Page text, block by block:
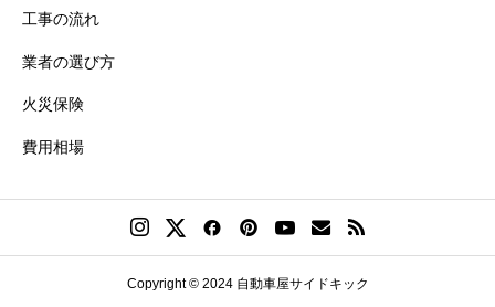
工事の流れ
業者の選び方
火災保険
費用相場
Copyright © 2024 自動車屋サイドキック